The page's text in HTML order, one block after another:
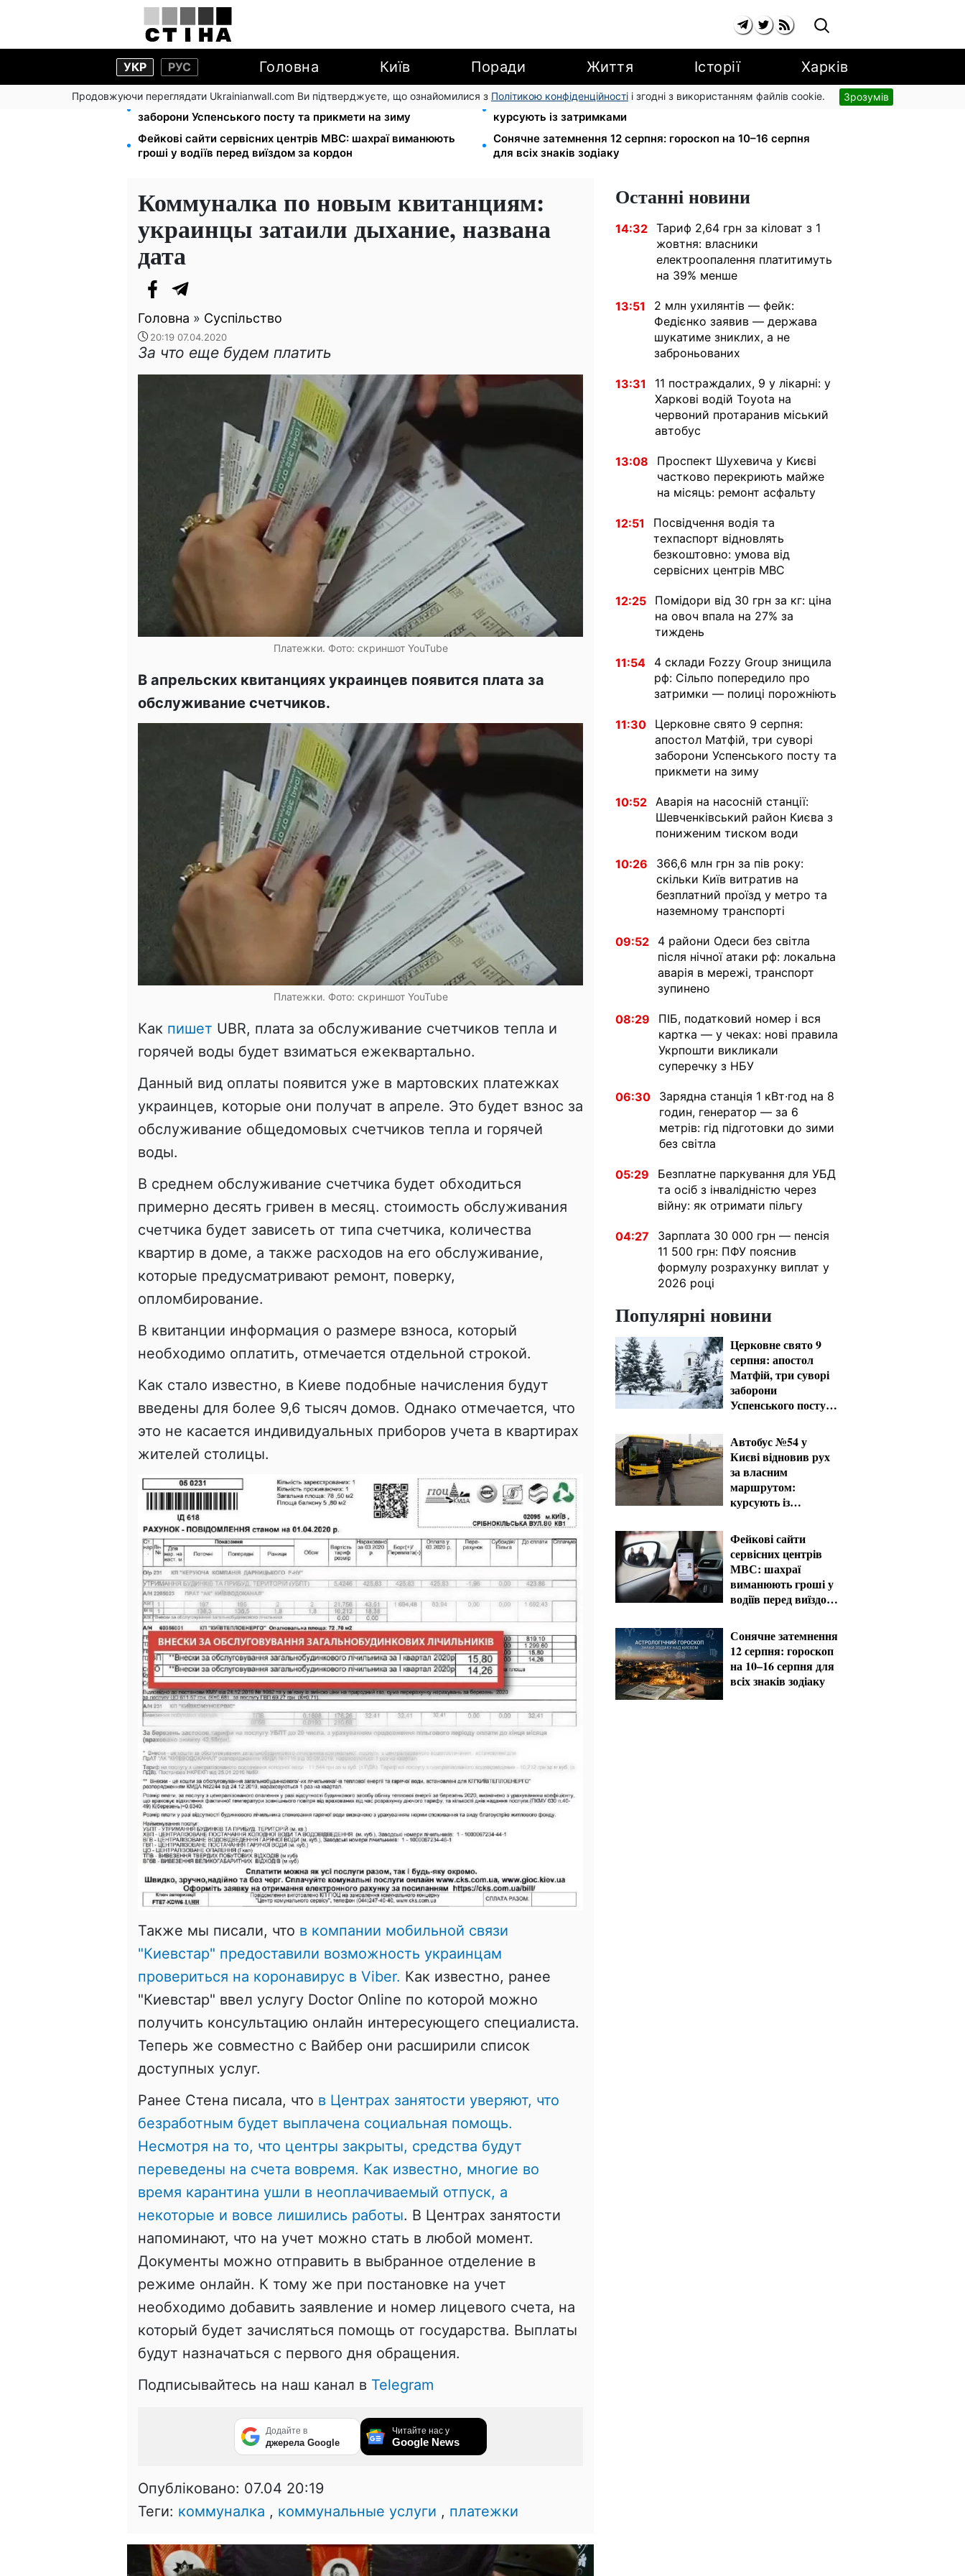
УКР РУС Головна Київ Поради Життя Історії Харків
Продовжуючи переглядати Ukrainianwall.com Ви підтверджуєте, що ознайомилися з Політикою конфіденційності і згодні з використанням файлів cookie. Зрозумів
Церковне свято 9 серпня: апостол Матфій, три суворі
заборони Успенського посту та прикмети на зиму
Автобус №54 у Києві відновив рух за власним маршрутом:
курсують із затримками
Фейкові сайти сервісних центрів МВС: шахраї виманюють
гроші у водіїв перед виїздом за кордон
Сонячне затемнення 12 серпня: гороскоп на 10–16 серпня
для всіх знаків зодіаку
Коммуналка по новым квитанциям:
украинцы затаили дыхание, названа
дата
Головна » Суспільство
20:19 07.04.2020
За что еще будем платить
Платежки. Фото: скриншот YouTube
В апрельских квитанциях украинцев появится плата за
обслуживание счетчиков.
Платежки. Фото: скриншот YouTube
Как пишет UBR, плата за обслуживание счетчиков тепла и
горячей воды будет взиматься ежеквартально.
Данный вид оплаты появится уже в мартовских платежках
украинцев, которые они получат в апреле. Это будет взнос за
обслуживание общедомовых счетчиков тепла и горячей
воды.
В среднем обслуживание счетчика будет обходиться
примерно десять гривен в месяц. стоимость обслуживания
счетчика будет зависеть от типа счетчика, количества
квартир в доме, а также расходов на его обслуживание,
которые предусматривают ремонт, поверку,
опломбирование.
В квитанции информация о размере взноса, который
необходимо оплатить, отмечается отдельной строкой.
Как стало известно, в Киеве подобные начисления будут
введены для более 9,6 тысяч домов. Однако отмечается, что
это не касается индивидуальных приборов учета в квартирах
жителей столицы.
Также мы писали, что в компании мобильной связи
"Киевстар" предоставили возможность украинцам
провериться на коронавирус в Viber. Как известно, ранее
"Киевстар" ввел услугу Doctor Online по которой можно
получить консультацию онлайн интересующего специалиста.
Теперь же совместно с Вайбер они расширили список
доступных услуг.
Ранее Стена писала, что в Центрах занятости уверяют, что
безработным будет выплачена социальная помощь.
Несмотря на то, что центры закрыты, средства будут
переведены на счета вовремя. Как известно, многие во
время карантина ушли в неоплачиваемый отпуск, а
некоторые и вовсе лишились работы. В Центрах занятости
напоминают, что на учет можно стать в любой момент.
Документы можно отправить в выбранное отделение в
режиме онлайн. К тому же при постановке на учет
необходимо добавить заявление и номер лицевого счета, на
который будет зачисляться помощь от государства. Выплаты
будут назначаться с первого дня обращения.
Подписывайтесь на наш канал в Telegram
Додайте в
джерела Google
Читайте нас у
Google News
Опубліковано: 07.04 20:19
Теги: коммуналка , коммунальные услуги , платежки
Останні новини
14:32 Тариф 2,64 грн за кіловат з 1
жовтня: власники
електроопалення платитимуть
на 39% менше
13:51
2 млн ухилянтів — фейк:
Федієнко заявив — держава
шукатиме зниклих, а не
заброньованих
13:31
11 постраждалих, 9 у лікарні: у
Харкові водій Toyota на
червоний протаранив міський
автобус
13:08
Проспект Шухевича у Києві
частково перекриють майже
на місяць: ремонт асфальту
12:51
Посвідчення водія та
техпаспорт відновлять
безкоштовно: умова від
сервісних центрів МВС
12:25
Помідори від 30 грн за кг: ціна
на овоч впала на 27% за
тиждень
11:54
4 склади Fozzy Group знищила
рф: Сільпо попередило про
затримки — полиці порожніють
11:30
Церковне свято 9 серпня:
апостол Матфій, три суворі
заборони Успенського посту та
прикмети на зиму
10:52 Аварія на насосній станції:
Шевченківський район Києва з
пониженим тиском води
10:26
366,6 млн грн за пів року:
скільки Київ витратив на
безплатний проїзд у метро та
наземному транспорті
09:52
4 райони Одеси без світла
після нічної атаки рф: локальна
аварія в мережі, транспорт
зупинено
08:29
ПІБ, податковий номер і вся
картка — у чеках: нові правила
Укрпошти викликали
суперечку з НБУ
06:30
Зарядна станція 1 кВт·год на 8
годин, генератор — за 6
метрів: гід підготовки до зими
без світла
05:29
Безплатне паркування для УБД
та осіб з інвалідністю через
війну: як отримати пільгу
04:27
Зарплата 30 000 грн — пенсія
11 500 грн: ПФУ пояснив
формулу розрахунку виплат у
2026 році
Популярні новини
Церковне свято 9
серпня: апостол
Матфій, три суворі
заборони
Успенського посту
Автобус №54 у
Києві відновив рух
за власним
маршрутом:
курсують із
Фейкові сайти
сервісних центрів
МВС: шахраї
виманюють гроші у
водіїв перед виїздом
Сонячне затемнення
12 серпня: гороскоп
на 10–16 серпня для
всіх знаків зодіаку